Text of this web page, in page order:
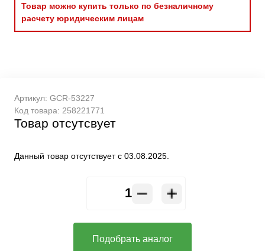
Товар можно купить только по безналичному
расчету юридическим лицам
Артикул: GCR-53227
Код товара: 258221771
Товар отсутсвует
Данный товар отсутствует с 03.08.2025.
Подобрать аналог